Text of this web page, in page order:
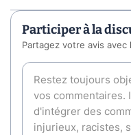
Participer à la
Partagez votre avis avec